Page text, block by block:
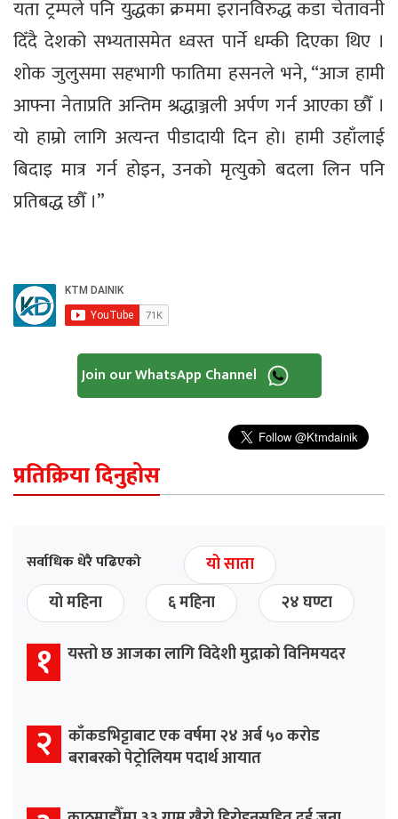
यता ट्रम्पले पनि युद्धका क्रममा इरानविरुद्ध कडा चेतावनी
दिँदै देशको सभ्यतासमेत ध्वस्त पार्ने धम्की दिएका थिए ।
शोक जुलुसमा सहभागी फातिमा हसनले भने, “आज हामी
आफ्ना नेताप्रति अन्तिम श्रद्धाञ्जली अर्पण गर्न आएका छौँ ।
यो हाम्रो लागि अत्यन्त पीडादायी दिन हो। हामी उहाँलाई
बिदाइ मात्र गर्न होइन, उनको मृत्युको बदला लिन पनि
प्रतिबद्ध छौँ ।”
Join our WhatsApp Channel
प्रतिक्रिया दिनुहोस
सर्वाधिक धेरै पढिएको
यो साता
यो महिना
६ महिना २४ घण्टा
१ यस्तो छ आजका लागि विदेशी मुद्राको विनिमयदर
२ काँकडभिट्टाबाट एक वर्षमा २४ अर्ब ५० करोड
बराबरको पेट्रोलियम पदार्थ आयात